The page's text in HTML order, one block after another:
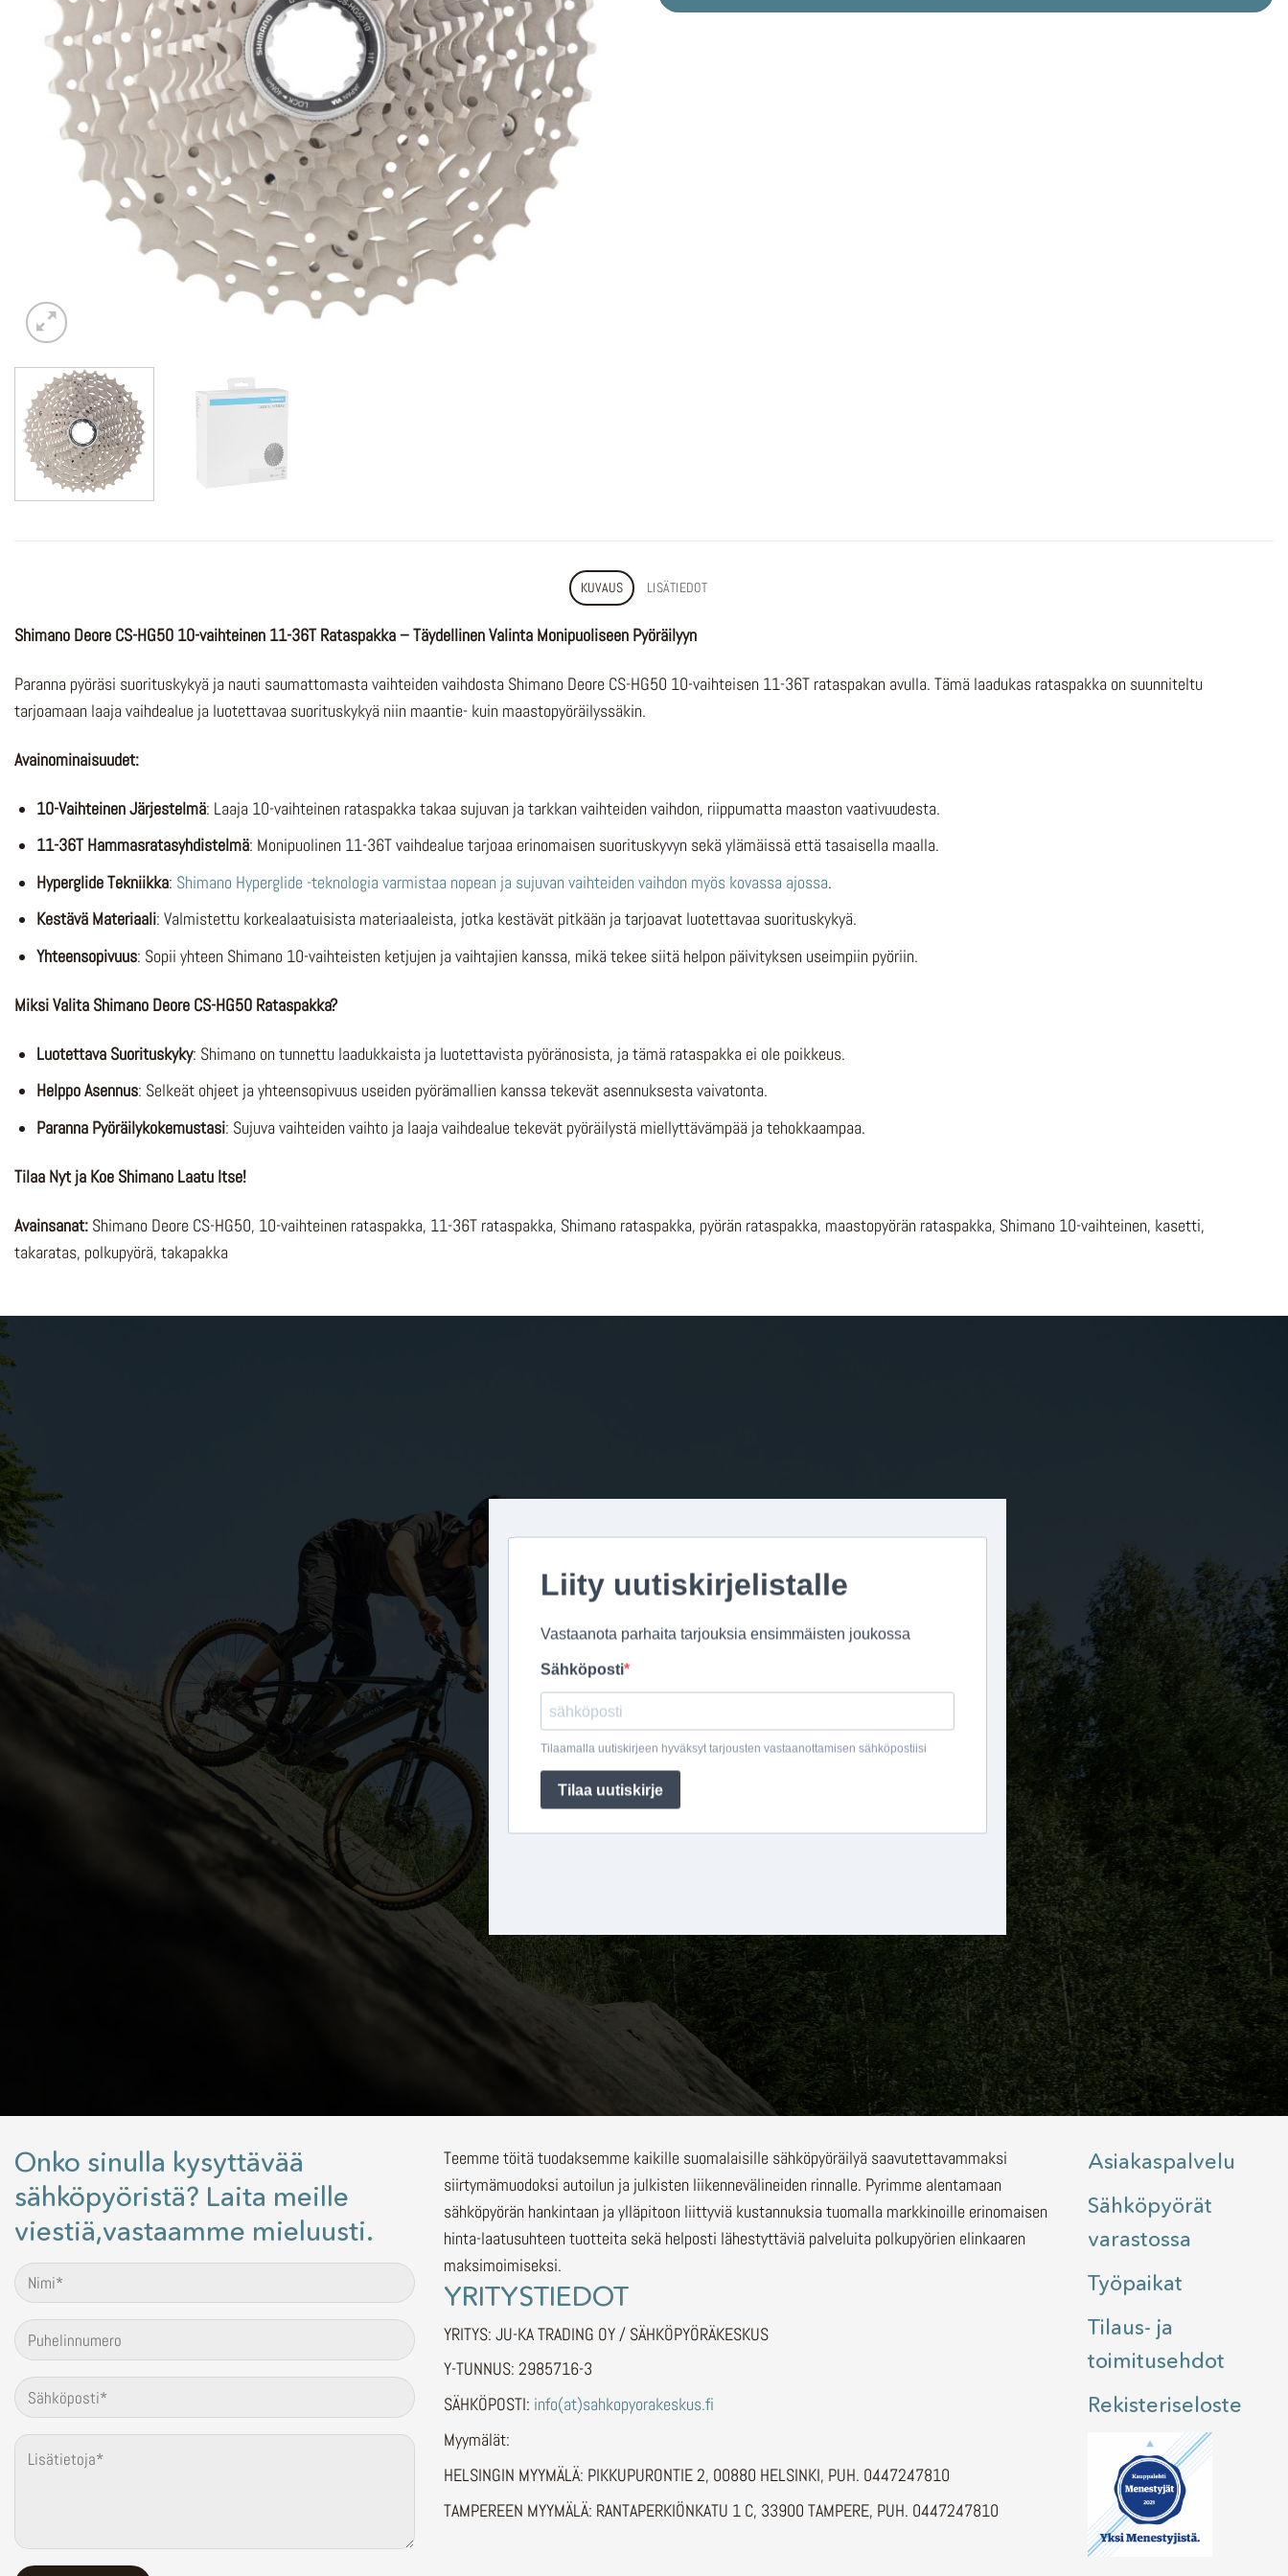
KUVAUS LISÄTIEDOT
Shimano Deore CS-HG50 10-vaihteinen 11-36T Rataspakka – Täydellinen Valinta Monipuoliseen Pyöräilyyn
Paranna pyöräsi suorituskykyä ja nauti saumattomasta vaihteiden vaihdosta Shimano Deore CS-HG50 10-vaihteisen 11-36T rataspakan avulla. Tämä laadukas rataspakka on suunniteltu
tarjoamaan laaja vaihdealue ja luotettavaa suorituskykyä niin maantie- kuin maastopyöräilyssäkin.
Avainominaisuudet:
10-Vaihteinen Järjestelmä: Laaja 10-vaihteinen rataspakka takaa sujuvan ja tarkkan vaihteiden vaihdon, riippumatta maaston vaativuudesta.
11-36T Hammasratasyhdistelmä: Monipuolinen 11-36T vaihdealue tarjoaa erinomaisen suorituskyvyn sekä ylämäissä että tasaisella maalla.
Hyperglide Tekniikka: Shimano Hyperglide -teknologia varmistaa nopean ja sujuvan vaihteiden vaihdon myös kovassa ajossa.
Kestävä Materiaali: Valmistettu korkealaatuisista materiaaleista, jotka kestävät pitkään ja tarjoavat luotettavaa suorituskykyä.
Yhteensopivuus: Sopii yhteen Shimano 10-vaihteisten ketjujen ja vaihtajien kanssa, mikä tekee siitä helpon päivityksen useimpiin pyöriin.
Miksi Valita Shimano Deore CS-HG50 Rataspakka?
Luotettava Suorituskyky: Shimano on tunnettu laadukkaista ja luotettavista pyöränosista, ja tämä rataspakka ei ole poikkeus.
Helppo Asennus: Selkeät ohjeet ja yhteensopivuus useiden pyörämallien kanssa tekevät asennuksesta vaivatonta.
Paranna Pyöräilykokemustasi: Sujuva vaihteiden vaihto ja laaja vaihdealue tekevät pyöräilystä miellyttävämpää ja tehokkaampaa.
Tilaa Nyt ja Koe Shimano Laatu Itse!
Avainsanat: Shimano Deore CS-HG50, 10-vaihteinen rataspakka, 11-36T rataspakka, Shimano rataspakka, pyörän rataspakka, maastopyörän rataspakka, Shimano 10-vaihteinen, kasetti,
takaratas, polkupyörä, takapakka
Onko sinulla kysyttävää
sähköpyöristä? Laita meille
viestiä,vastaamme mieluusti.
Teemme töitä tuodaksemme kaikille suomalaisille sähköpyöräilyä saavutettavammaksi
siirtymämuodoksi autoilun ja julkisten liikennevälineiden rinnalle. Pyrimme alentamaan
sähköpyörän hankintaan ja ylläpitoon liittyviä kustannuksia tuomalla markkinoille erinomaisen
hinta-laatusuhteen tuotteita sekä helposti lähestyttäviä palveluita polkupyörien elinkaaren
maksimoimiseksi.
YRITYSTIEDOT
YRITYS: JU-KA TRADING OY / SÄHKÖPYÖRÄKESKUS
Y-TUNNUS: 2985716-3
SÄHKÖPOSTI: info(at)sahkopyorakeskus.fi
Myymälät:
HELSINGIN MYYMÄLÄ: PIKKUPURONTIE 2, 00880 HELSINKI, PUH. 0447247810
TAMPEREEN MYYMÄLÄ: RANTAPERKIÖNKATU 1 C, 33900 TAMPERE, PUH. 0447247810
Asiakaspalvelu
Sähköpyörät
varastossa
Työpaikat
Tilaus- ja
toimitusehdot
Rekisteriseloste